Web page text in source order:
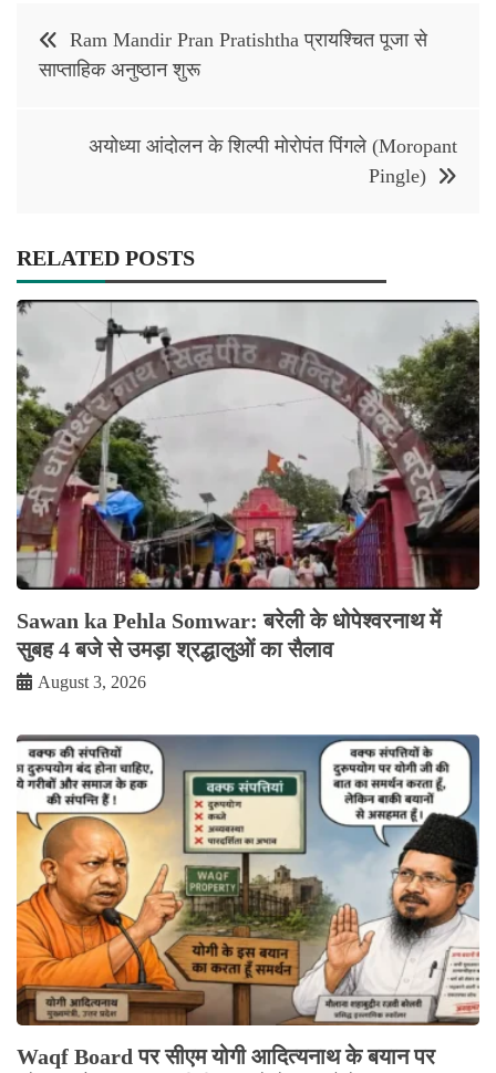
navigation
Ram Mandir Pran Pratishtha प्रायश्चित पूजा से
साप्ताहिक अनुष्ठान शुरू
अयोध्या आंदोलन के शिल्पी मोरोपंत पिंगले (Moropant
Pingle)
RELATED POSTS
Sawan ka Pehla Somwar: बरेली के धोपेश्वरनाथ में
सुबह 4 बजे से उमड़ा श्रद्धालुओं का सैलाव
August 3, 2026
Waqf Board पर सीएम योगी आदित्यनाथ के बयान पर